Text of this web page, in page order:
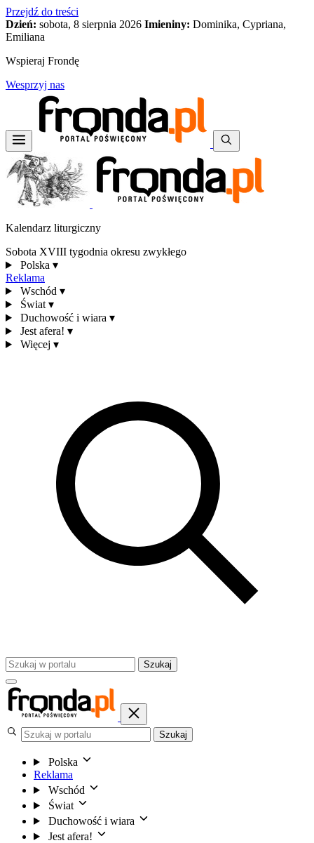
Przejdź do treści
Dzień: sobota, 8 sierpnia 2026 Imieniny: Dominika, Cypriana,
Emiliana
Wspieraj Frondę
Wesprzyj nas
Kalendarz liturgiczny
Sobota XVIII tygodnia okresu zwykłego
Polska ▾
Reklama
Wschód ▾
Świat ▾
Duchowość i wiara ▾
Jest afera! ▾
Więcej ▾
Szukaj
Szukaj
Polska
Reklama
Wschód
Świat
Duchowość i wiara
Jest afera!